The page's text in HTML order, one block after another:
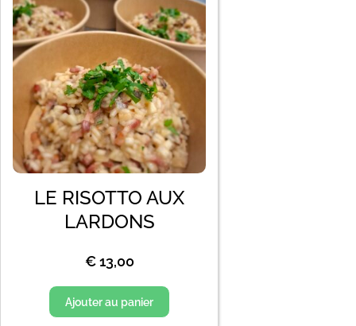
LE RISOTTO AUX
LARDONS
€13,00
Ajouter au panier